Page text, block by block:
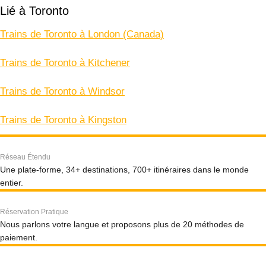
Lié à Toronto
Trains de Toronto à London (Canada)
Trains de Toronto à Kitchener
Trains de Toronto à Windsor
Trains de Toronto à Kingston
Réseau Étendu
Une plate-forme, 34+ destinations, 700+ itinéraires dans le monde
entier.
Réservation Pratique
Nous parlons votre langue et proposons plus de 20 méthodes de
paiement.